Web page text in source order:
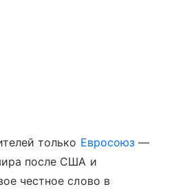
только Евросоюз—
после США и
честное слово в